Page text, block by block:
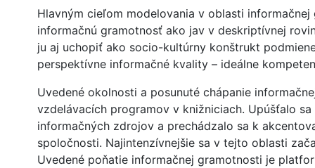
Hlavným cieľom modelovania v oblasti
informačnú gramotnosť ako jav v deskriptívnej
ju aj uchopiť ako socio-kultúrny konštrukt
perspektívne informačné kvality – ideálne
Uvedené okolnosti a posunuté chápanie
vzdelávacích programov v knižniciach. Upúšťalo
informačných zdrojov a prechádzalo sa k
spoločnosti. Najintenzívnejšie sa v tejto oblasti
Uvedené poňatie informačnej gramotnosti je